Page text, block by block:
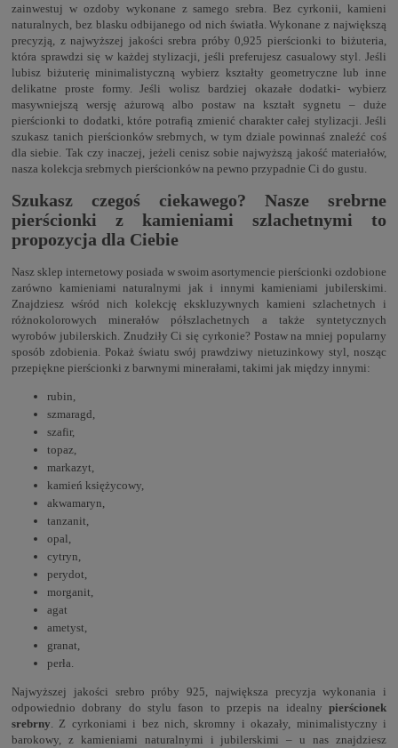
zainwestuj w ozdoby wykonane z samego srebra. Bez cyrkonii, kamieni
naturalnych, bez blasku odbijanego od nich światła. Wykonane z największą
precyzją, z najwyższej jakości srebra próby 0,925 pierścionki to biżuteria,
która sprawdzi się w każdej stylizacji, jeśli preferujesz casualowy styl. Jeśli
lubisz biżuterię minimalistyczną wybierz kształty geometryczne lub inne
delikatne proste formy. Jeśli wolisz bardziej okazałe dodatki- wybierz
masywniejszą wersję ażurową albo postaw na kształt sygnetu – duże
pierścionki to dodatki, które potrafią zmienić charakter całej stylizacji. Jeśli
szukasz tanich pierścionków srebrnych, w tym dziale powinnaś znaleźć coś
dla siebie. Tak czy inaczej, jeżeli cenisz sobie najwyższą jakość materiałów,
nasza kolekcja srebrnych pierścionków na pewno przypadnie Ci do gustu.
Szukasz czegoś ciekawego? Nasze srebrne
pierścionki z kamieniami szlachetnymi to
propozycja dla Ciebie
Nasz sklep internetowy posiada w swoim asortymencie pierścionki ozdobione
zarówno kamieniami naturalnymi jak i innymi kamieniami jubilerskimi.
Znajdziesz wśród nich kolekcję ekskluzywnych kamieni szlachetnych i
różnokolorowych minerałów półszlachetnych a także syntetycznych
wyrobów jubilerskich. Znudziły Ci się cyrkonie? Postaw na mniej popularny
sposób zdobienia. Pokaż światu swój prawdziwy nietuzinkowy styl, nosząc
przepiękne pierścionki z barwnymi minerałami, takimi jak między innymi:
rubin,
szmaragd,
szafir,
topaz,
markazyt,
kamień księżycowy,
akwamaryn,
tanzanit,
opal,
cytryn,
perydot,
morganit,
agat
ametyst,
granat,
perła.
Najwyższej jakości srebro próby 925, największa precyzja wykonania i
odpowiednio dobrany do stylu fason to przepis na idealny pierścionek
srebrny. Z cyrkoniami i bez nich, skromny i okazały, minimalistyczny i
barokowy, z kamieniami naturalnymi i jubilerskimi – u nas znajdziesz